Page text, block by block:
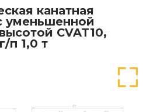
уменьшенной
CVAT10,
п 1,0 т